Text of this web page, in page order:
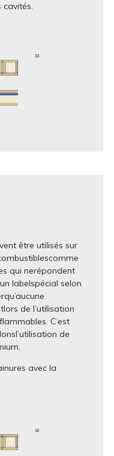
cavités.
être utilisés sur
qui nerépondent
labelspécial selon
de l’utilisation
C’est
de
avec la